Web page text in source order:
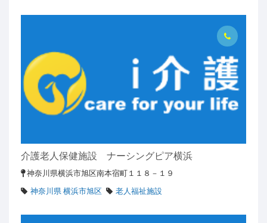
介護老人保健施設 ナーシングピア横浜
神奈川県横浜市旭区南本宿町１１８－１９
神奈川県 横浜市旭区
老人福祉施設